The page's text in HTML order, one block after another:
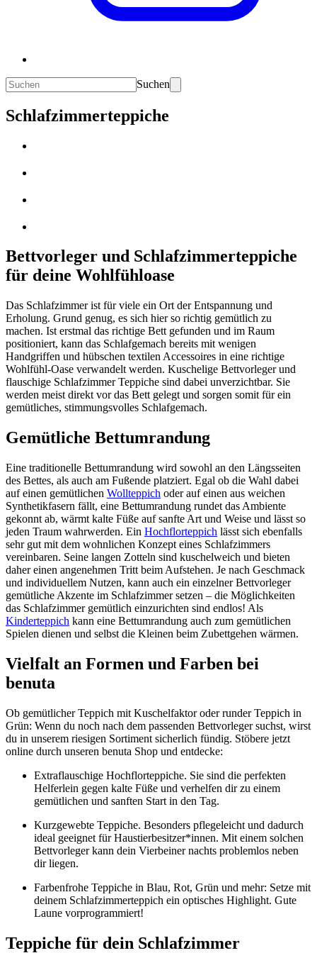
Suchen
Schlafzimmerteppiche
Bettvorleger und Schlafzimmerteppiche
für deine Wohlfühloase
Das Schlafzimmer ist für viele ein Ort der Entspannung und
Erholung. Grund genug, es sich hier so richtig gemütlich zu
machen. Ist erstmal das richtige Bett gefunden und im Raum
positioniert, kann das Schlafgemach bereits mit wenigen
Handgriffen und hübschen textilen Accessoires in eine richtige
Wohlfühl-Oase verwandelt werden. Kuschelige Bettvorleger und
flauschige Schlafzimmer Teppiche sind dabei unverzichtbar. Sie
werden meist direkt vor das Bett gelegt und sorgen somit für ein
gemütliches, stimmungsvolles Schlafgemach.
Gemütliche Bettumrandung
Eine traditionelle Bettumrandung wird sowohl an den Längsseiten
des Bettes, als auch am Fußende platziert. Egal ob die Wahl dabei
auf einen gemütlichen Wollteppich oder auf einen aus weichen
Synthetikfasern fällt, eine Bettumrandung rundet das Ambiente
gekonnt ab, wärmt kalte Füße auf sanfte Art und Weise und lässt so
jeden Traum wahrwerden. Ein Hochflorteppich lässt sich ebenfalls
sehr gut mit dem wohnlichen Konzept eines Schlafzimmers
vereinbaren. Seine langen Zotteln sind kuschelweich und bieten
daher einen angenehmen Tritt beim Aufstehen. Je nach Geschmack
und individuellem Nutzen, kann auch ein einzelner Bettvorleger
gemütliche Akzente im Schlafzimmer setzen – die Möglichkeiten
das Schlafzimmer gemütlich einzurichten sind endlos! Als
Kinderteppich kann eine Bettumrandung auch zum gemütlichen
Spielen dienen und selbst die Kleinen beim Zubettgehen wärmen.
Vielfalt an Formen und Farben bei
benuta
Ob gemütlicher Teppich mit Kuschelfaktor oder runder Teppich in
Grün: Wenn du noch nach dem passenden Bettvorleger suchst, wirst
du in unserem riesigen Sortiment sicherlich fündig. Stöbere jetzt
online durch unseren benuta Shop und entdecke:
Extraflauschige Hochflorteppiche. Sie sind die perfekten
Helferlein gegen kalte Füße und verhelfen dir zu einem
gemütlichen und sanften Start in den Tag.
Kurzgewebte Teppiche. Besonders pflegeleicht und dadurch
ideal geeignet für Haustierbesitzer*innen. Mit einem solchen
Bettvorleger kann dein Vierbeiner nachts problemlos neben
dir liegen.
Farbenfrohe Teppiche in Blau, Rot, Grün und mehr: Setze mit
deinem Schlafzimmerteppich ein optisches Highlight. Gute
Laune vorprogrammiert!
Teppiche für dein Schlafzimmer